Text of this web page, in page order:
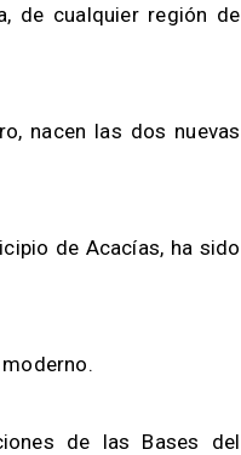
de cualquier región de
nacen las dos nuevas
de Acacías, ha sido
de las Bases del